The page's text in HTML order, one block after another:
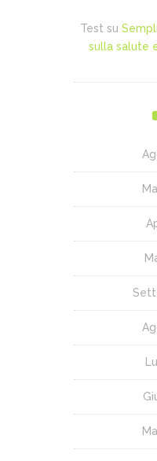
Test su
sulla salute